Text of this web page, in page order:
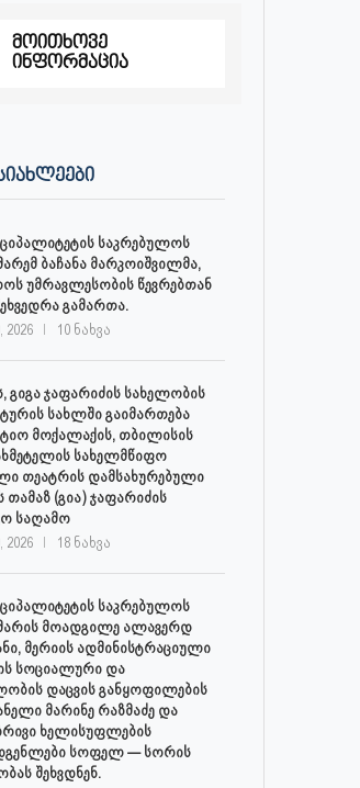
მოითხოვე
ინფორმაცია
საკრებულოს
ბაჩანა მარკოიშვილმა,
უმრავლესობის წევრებთან
გამართა.
2026 10 ნახვა
გიგა ჯაფარიძის სახელობის
სახლში გაიმართება
მოქალაქის, თბილისის
სახელმწიფო
თეატრის დამსახურებული
თამაზ (გია) ჯაფარიძის
საღამო
2026 18 ნახვა
საკრებულოს
მოადგილე ალავერდ
მერიის ადმინისტრაციული
სოციალური და
დაცვის განყოფილების
მარინე რაზმაძე და
ხელისუფლების
სოფელ — სორის
შეხვდნენ.